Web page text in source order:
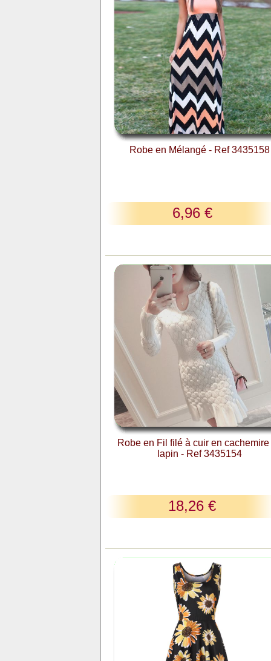
Robe en Mélangé - Ref 3435158
6,96 €
Robe en Fil filé à cuir en cachemire
lapin - Ref 3435154
18,26 €